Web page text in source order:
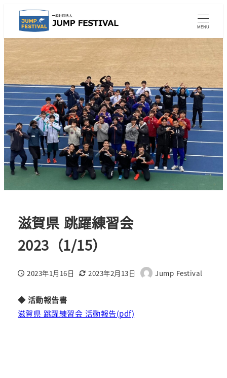
MENU
滋賀県 跳躍練習会
2023（1/15）
投稿日
2023年1月16日
更新日
2023年2月13日
著
Jump Festival
◆ 活動報告書
滋賀県 跳躍練習会 活動報告(pdf)